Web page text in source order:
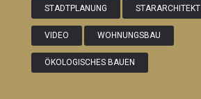
STADTPLANUNG STARARCHITEKT
VIDEO WOHNUNGSBAU
ÖKOLOGISCHES BAUEN